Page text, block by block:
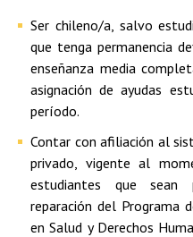
Ser chileno/a, salvo
que tenga permanencia
enseñanza media
asignación de ayudas
período.
Contar con afiliación al
privado, vigente al
estudiantes que sean
reparación del Programa
en Salud y Derechos